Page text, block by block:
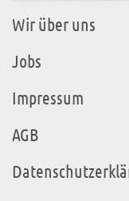
Wir über uns
Jobs
Impressum
AGB